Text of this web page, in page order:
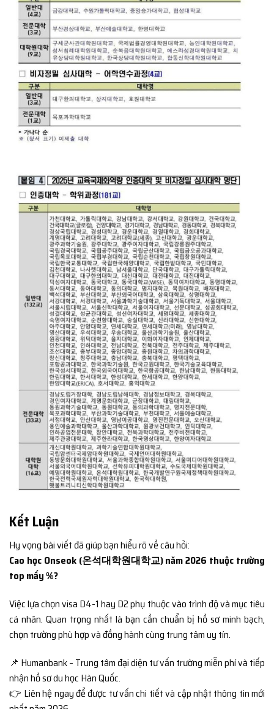
Kết Luận
Hy vọng bài viết đã giúp bạn hiểu rõ về câu hỏi:
Cao học Onseok (온석대학원대학교) năm 2026 thuộc trường
top mấy %?
Việc lựa chọn visa D4-1 hay D2 phụ thuộc vào trình độ và mục tiêu
cá nhân. Quan trọng nhất là bạn cần chuẩn bị hồ sơ minh bạch,
chọn trường phù hợp và đồng hành cùng trung tâm uy tín.
📌 Humanbank – Trung tâm đại diện tư vấn trường miễn phí và tiếp
nhận hồ sơ du học Hàn Quốc.
👉 Liên hệ ngay để được tư vấn chi tiết và cập nhật thông tin mới